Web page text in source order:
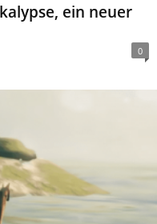
ein neuer
0